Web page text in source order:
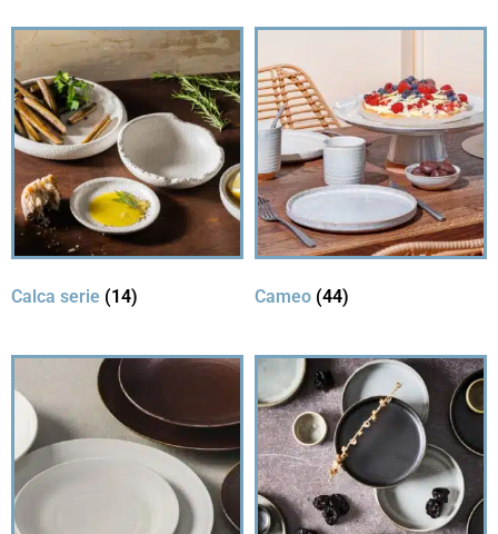
Calca serie (14) Cameo (44)